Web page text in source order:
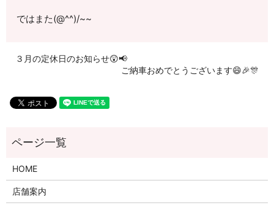
ではまた(@^^)/~~
３月の定休日のお知らせ😲📢
ご納車おめでとうございます😄🎉🎊
HOME
店舗案内